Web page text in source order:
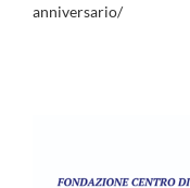
anniversario/